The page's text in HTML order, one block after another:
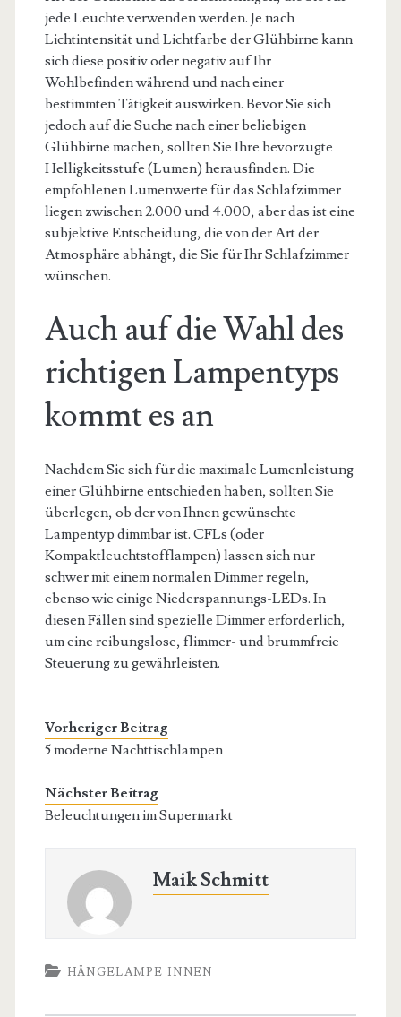
jede Leuchte verwenden werden. Je nach
Lichtintensität und Lichtfarbe der Glühbirne kann
sich diese positiv oder negativ auf Ihr
Wohlbefinden während und nach einer
bestimmten Tätigkeit auswirken. Bevor Sie sich
jedoch auf die Suche nach einer beliebigen
Glühbirne machen, sollten Sie Ihre bevorzugte
Helligkeitsstufe (Lumen) herausfinden. Die
empfohlenen Lumenwerte für das Schlafzimmer
liegen zwischen 2.000 und 4.000, aber das ist eine
subjektive Entscheidung, die von der Art der
Atmosphäre abhängt, die Sie für Ihr Schlafzimmer
wünschen.
Auch auf die Wahl des
richtigen Lampentyps
kommt es an
Nachdem Sie sich für die maximale Lumenleistung
einer Glühbirne entschieden haben, sollten Sie
überlegen, ob der von Ihnen gewünschte
Lampentyp dimmbar ist. CFLs (oder
Kompaktleuchtstofflampen) lassen sich nur
schwer mit einem normalen Dimmer regeln,
ebenso wie einige Niederspannungs-LEDs. In
diesen Fällen sind spezielle Dimmer erforderlich,
um eine reibungslose, flimmer- und brummfreie
Steuerung zu gewährleisten.
Vorheriger Beitrag
5 moderne Nachttischlampen
Nächster Beitrag
Beleuchtungen im Supermarkt
Maik Schmitt
HÄNGELAMPE INNEN